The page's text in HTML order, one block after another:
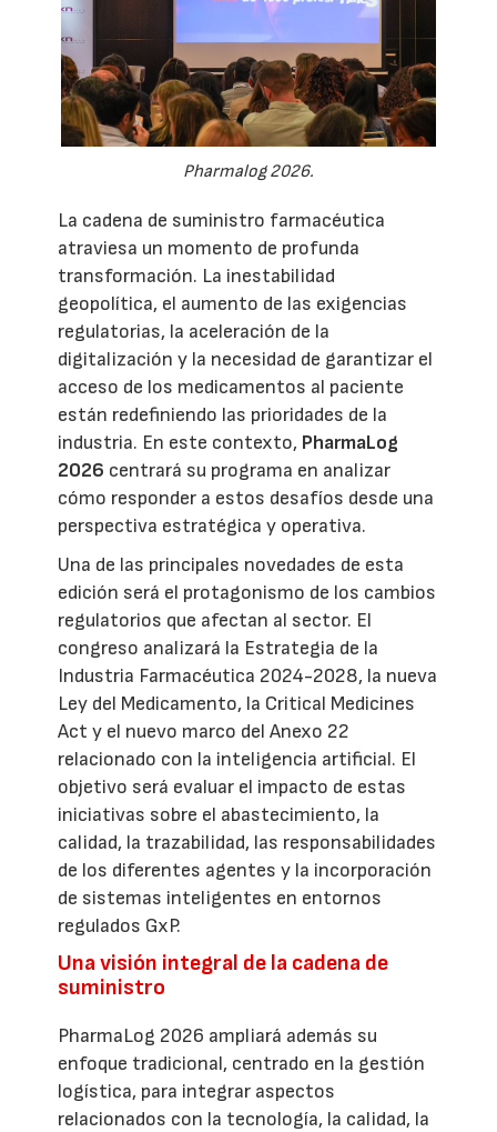
Pharmalog 2026.
La cadena de suministro farmacéutica
atraviesa un momento de profunda
transformación. La inestabilidad
geopolítica, el aumento de las exigencias
regulatorias, la aceleración de la
digitalización y la necesidad de garantizar el
acceso de los medicamentos al paciente
están redefiniendo las prioridades de la
industria. En este contexto, PharmaLog
2026 centrará su programa en analizar
cómo responder a estos desafíos desde una
perspectiva estratégica y operativa.
Una de las principales novedades de esta
edición será el protagonismo de los cambios
regulatorios que afectan al sector. El
congreso analizará la Estrategia de la
Industria Farmacéutica 2024-2028, la nueva
Ley del Medicamento, la Critical Medicines
Act y el nuevo marco del Anexo 22
relacionado con la inteligencia artificial. El
objetivo será evaluar el impacto de estas
iniciativas sobre el abastecimiento, la
calidad, la trazabilidad, las responsabilidades
de los diferentes agentes y la incorporación
de sistemas inteligentes en entornos
regulados GxP.
Una visión integral de la cadena de
suministro
PharmaLog 2026 ampliará además su
enfoque tradicional, centrado en la gestión
logística, para integrar aspectos
relacionados con la tecnología, la calidad, la